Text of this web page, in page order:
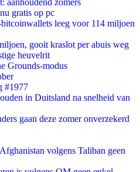
aanhoudend zomers
gratis op pc
leeg voor 114 miljoen
gooit kraslot per abuis weg
heuvelrit
Grounds-modus
#1977
in Duitsland na snelheid van
gaan deze zomer onverzekerd
volgens Taliban geen